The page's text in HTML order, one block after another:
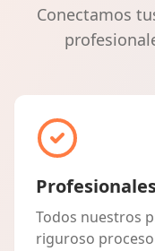
Conectamos
Todos nuestros
riguroso